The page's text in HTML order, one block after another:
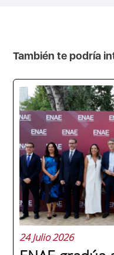
También te podría
24 Julio 2026